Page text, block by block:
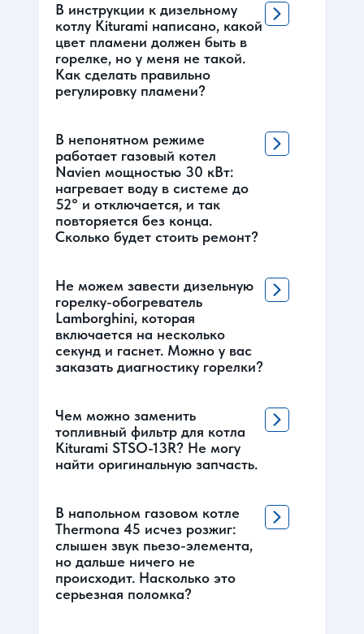
В инструкции к дизельному
котлу Kiturami написано, какой
цвет пламени должен быть в
горелке, но у меня не такой.
Как сделать правильно
регулировку пламени?
В непонятном режиме
работает газовый котел
Navien мощностью 30 кВт:
нагревает воду в системе до
52° и отключается, и так
повторяется без конца.
Сколько будет стоить ремонт?
Не можем завести дизельную
горелку-обогреватель
Lamborghini, которая
включается на несколько
секунд и гаснет. Можно у вас
заказать диагностику горелки?
Чем можно заменить
топливный фильтр для котла
Kiturami STSO-13R? Не могу
найти оригинальную запчасть.
В напольном газовом котле
Thermona 45 исчез розжиг:
слышен звук пьезо-элемента,
но дальше ничего не
происходит. Насколько это
серьезная поломка?